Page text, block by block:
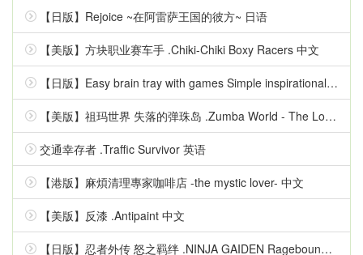
【日版】Rejoice ~在阿雷萨王国的彼方~ 日语
【美版】方块职业赛车手 .Chiki-Chiki Boxy Racers 中文
【日版】Easy brain tray with games Simple inspirational quizzes 日语
【美版】祖玛世界 失落的弹珠岛 .Zumba World - The Lost Marble Island 中文
交通幸存者 .Traffic Survivor 英语
【港版】麻煩清理專家咖啡店 -the mystic lover- 中文
【美版】反漆 .Antipaint 中文
【日版】忍者外传 怒之羁绊 .NINJA GAIDEN Ragebound 中文